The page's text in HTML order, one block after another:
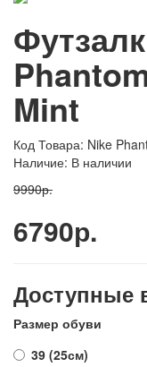
Mint
Код Товара: Nike
Наличие: В наличии
9990р.
6790р.
Доступные
Размер обуви
39 (25см)